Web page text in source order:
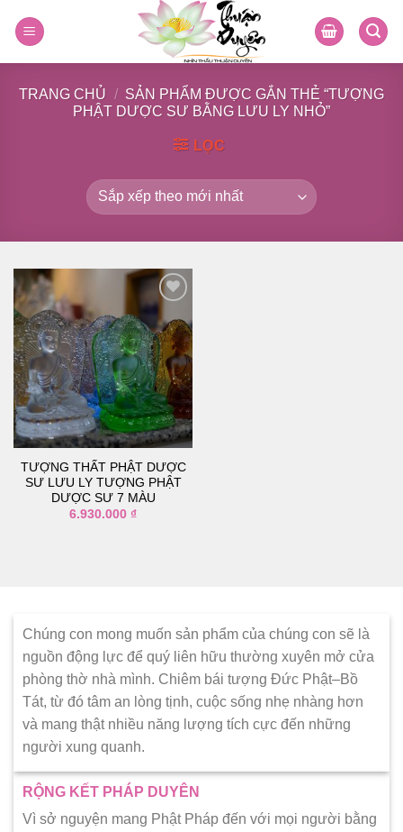
TRANG CHỦ / SẢN PHẨM ĐƯỢC GẮN THẺ “TƯỢNG
PHẬT DƯỢC SƯ BẰNG LƯU LY NHỎ”
LỌC
Thêm
vào
danh
sách
yêu
thích
TƯỢNG THẤT PHẬT DƯỢC
SƯ LƯU LY TƯỢNG PHẬT
DƯỢC SƯ 7 MÀU
6.930.000 ₫
Chúng con mong muốn sản phẩm của chúng con sẽ là
nguồn động lực để quý liên hữu thường xuyên mở cửa
phòng thờ nhà mình. Chiêm bái tượng Đức Phật–Bồ
Tát, từ đó tâm an lòng tịnh, cuộc sống nhẹ nhàng hơn
và mang thật nhiều năng lượng tích cực đến những
người xung quanh.
RỘNG KẾT PHÁP DUYÊN
Vì sở nguyện mang Phật Pháp đến với mọi người bằng